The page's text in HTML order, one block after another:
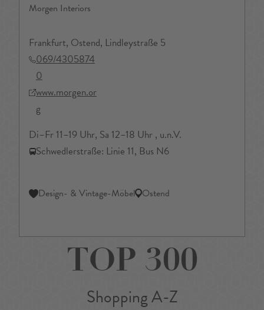
Morgen Interiors
Frankfurt, Ostend, Lindleystraße 5
069/4305874
0
www.morgen.or
g
Di–Fr 11–19 Uhr, Sa 12–18 Uhr , u.n.V.
Schwedlerstraße: Linie 11, Bus N6
Design- & Vintage-Möbel Ostend
TOP 300
Shopping A-Z